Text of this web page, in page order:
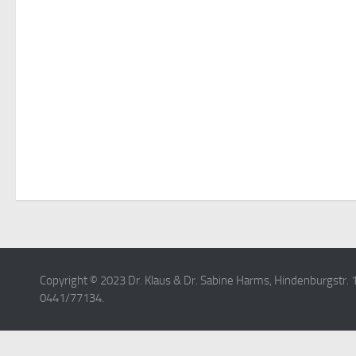
Copyright © 2023 Dr. Klaus & Dr. Sabine Harms, Hindenburgstr.
0441/77134.